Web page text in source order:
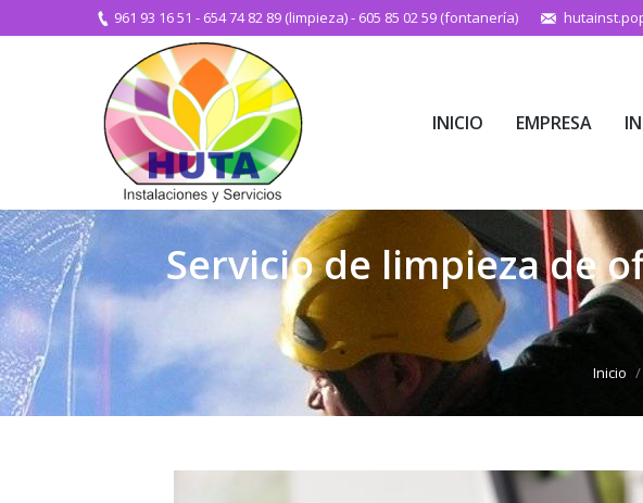
961 93 16 51 - 654 74 82 89 (limpieza)- 605 85 02 59 (fontanería)
INICIO EMPRESA
Servicio de limpieza de
Estás
Inicio